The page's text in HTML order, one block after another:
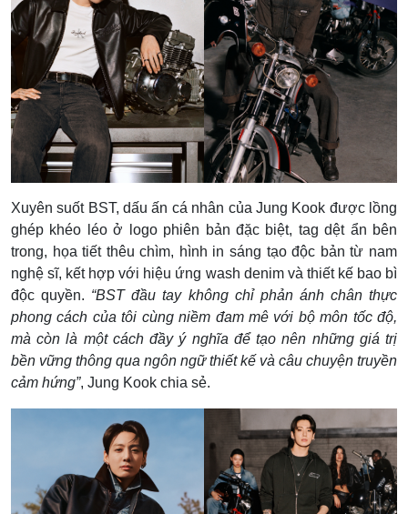
Xuyên suốt BST, dấu ấn cá nhân của Jung Kook được lồng
ghép khéo léo ở logo phiên bản đặc biệt, tag dệt ẩn bên
trong, họa tiết thêu chìm, hình in sáng tạo độc bản từ nam
nghệ sĩ, kết hợp với hiệu ứng wash denim và thiết kế bao bì
độc quyền. “BST đầu tay không chỉ phản ánh chân thực
phong cách của tôi cùng niềm đam mê với bộ môn tốc độ,
mà còn là một cách đầy ý nghĩa để tạo nên những giá trị
bền vững thông qua ngôn ngữ thiết kế và câu chuyện truyền
cảm hứng”, Jung Kook chia sẻ.